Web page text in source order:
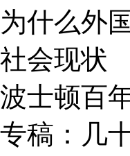
为什么外
社会现状
波士顿百
专稿：几